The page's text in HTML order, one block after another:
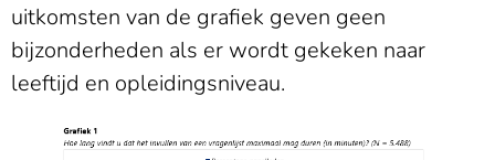
uitkomsten van de grafiek geven geen
bijzonderheden als er wordt gekeken naar
leeftijd en opleidingsniveau.